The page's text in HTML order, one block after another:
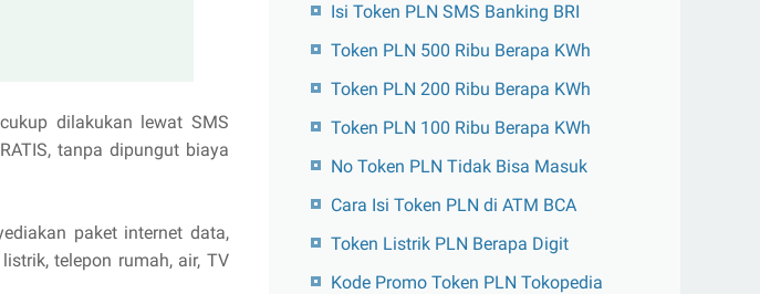
dilakukan lewat SMS
tanpa dipungut biaya
paket internet data,
telepon rumah, air, TV
Isi Token PLN SMS Banking BRI
Token PLN 500 Ribu Berapa KWh
Token PLN 200 Ribu Berapa KWh
Token PLN 100 Ribu Berapa KWh
No Token PLN Tidak Bisa Masuk
Cara Isi Token PLN di ATM BCA
Token Listrik PLN Berapa Digit
Kode Promo Token PLN Tokopedia